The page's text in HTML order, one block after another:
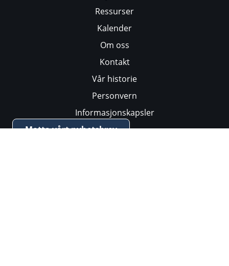
Ressurser
Kalender
Om oss
Kontakt
Vår historie
Personvern
Informasjonskapsler
Motta vårt nyhetsbrev